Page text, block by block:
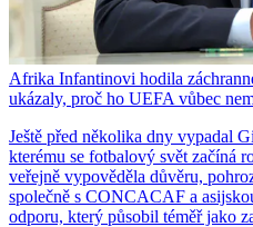
Afrika Infantinovi hodila
ukázaly, proč ho UEFA vůbec
Ještě před několika dny vypadal
kterému se fotbalový svět začíná
veřejně vypověděla důvěru,
společně s CONCACAF a
odporu, který působil téměř jako